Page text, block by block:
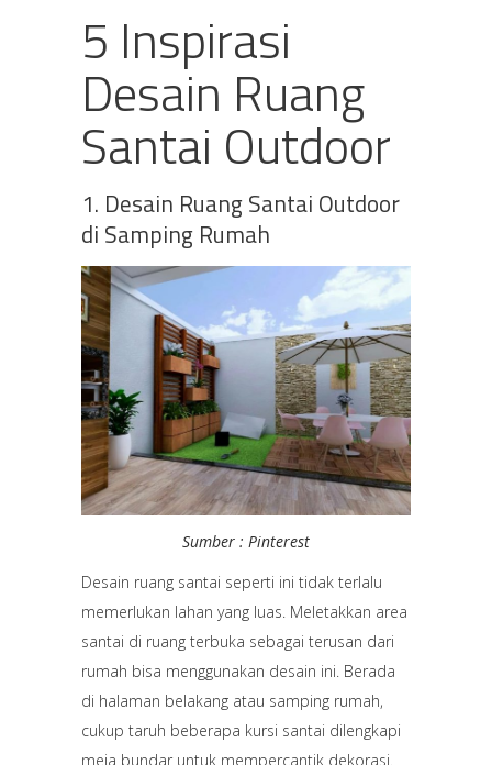
5 Inspirasi
Desain Ruang
Santai Outdoor
1. Desain Ruang Santai Outdoor
di Samping Rumah
Sumber : Pinterest
Desain ruang santai seperti ini tidak terlalu
memerlukan lahan yang luas. Meletakkan area
santai di ruang terbuka sebagai terusan dari
rumah bisa menggunakan desain ini. Berada
di halaman belakang atau samping rumah,
cukup taruh beberapa kursi santai dilengkapi
meja bundar untuk mempercantik dekorasi.